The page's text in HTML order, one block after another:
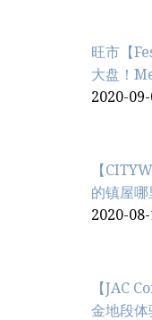
旺市【
大盘！
2020-
【
的镇屋
2020-
【JAC
金地段